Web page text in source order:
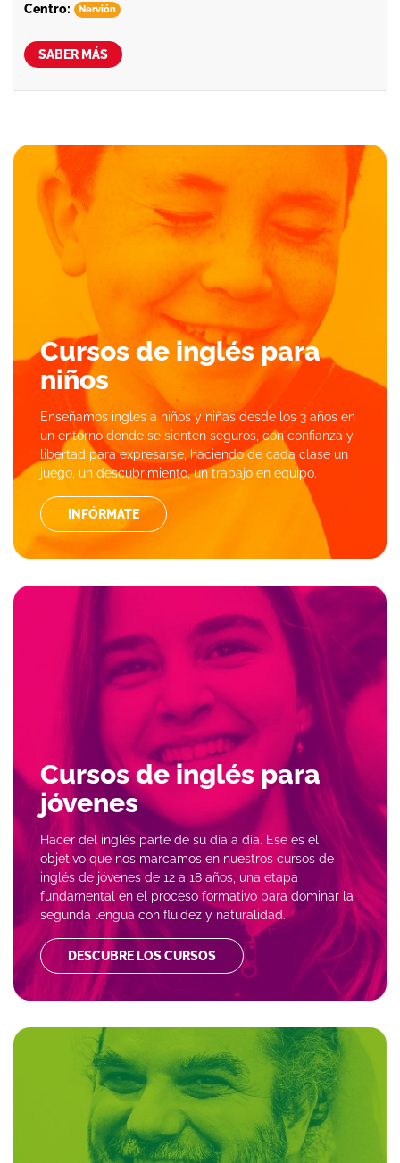
Centro: Nervión
SABER MÁS
Cursos de inglés para
niños
Enseñamos inglés a niños y niñas desde los 3 años en
un entorno donde se sienten seguros, con confianza y
libertad para expresarse, haciendo de cada clase un
juego, un descubrimiento, un trabajo en equipo.
INFÓRMATE
Cursos de inglés para
jóvenes
Hacer del inglés parte de su día a día. Ese es el
objetivo que nos marcamos en nuestros cursos de
inglés de jóvenes de 12 a 18 años, una etapa
fundamental en el proceso formativo para dominar la
segunda lengua con fluidez y naturalidad.
DESCUBRE LOS CURSOS